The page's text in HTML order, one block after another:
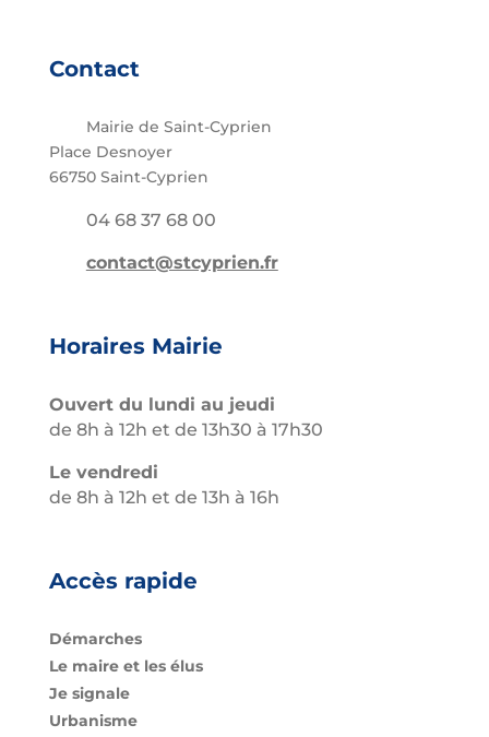
Contact
Mairie de Saint-Cyprien
Place Desnoyer
66750 Saint-Cyprien
04 68 37 68 00
contact@stcyprien.fr
Horaires Mairie
Ouvert du lundi au jeudi
de 8h à 12h et de 13h30 à 17h30
Le vendredi
de 8h à 12h et de 13h à 16h
Accès rapide
Démarches
Le maire et les élus
Je signale
Urbanisme